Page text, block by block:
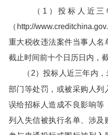
（1）投标人近
（http://
重大税收违法案件当事人
截止时间前十个日历日内，
（2）投标人近三年内
部门等处罚，或被采购人列
误给招标人造成不良影响等
列入失信被执行名单、涉及